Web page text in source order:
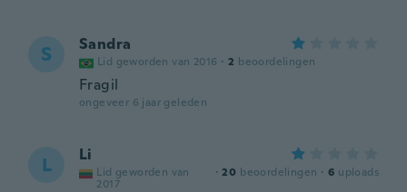
S Sandra
Lid geworden van 2016 · 2 beoordelingen
Fragil
ongeveer 6 jaar geleden
L Li
Lid geworden van
2017
· 20 beoordelingen · 6 uploads